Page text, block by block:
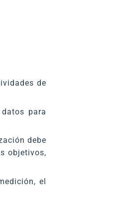
de
para
debe
objetivos,
el